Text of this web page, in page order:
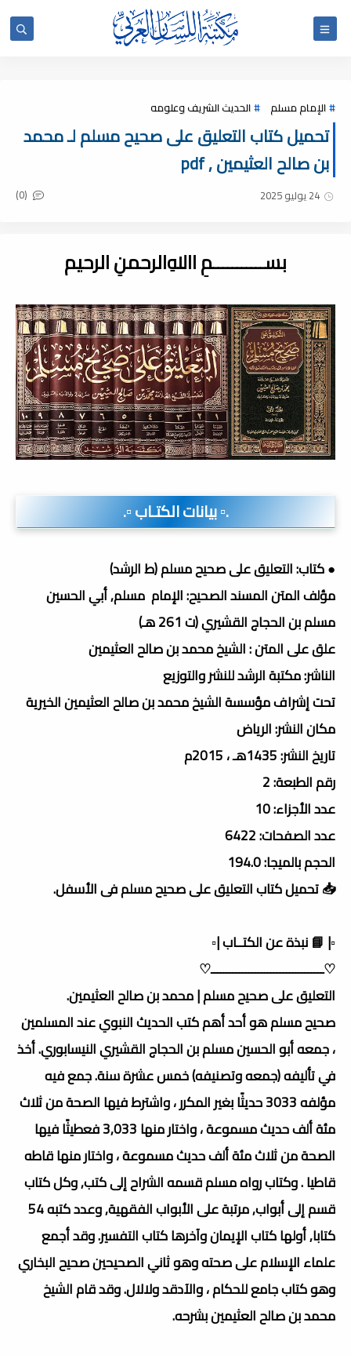
الإمام مسلم الحديث الشريف وعلومه
تحميل كتاب التعليق على صحيح مسلم لـ محمد
بن صالح العثيمين , pdf
24 يوليو 2025 (0)
بســـــــــــمِ اﷲِالرحمنِ الرحيم
.▫️ بيانات الكتـاب ▫️.
● كتاب: التعليق على صحيح مسلم (ط الرشد)
مؤلف المتن المسند الصحيح: الإمام مسلم, أبي الحسين
مسلم بن الحجاج القشيري (ت 261 هـ)
علق على المتن : الشيخ محمد بن صالح العثيمين
الناشر: مكتبة الرشد للنشر والتوزيع
تحت إشراف مؤسسة الشيخ محمد بن صالح العثيمين الخيرية
مكان النشر: الرياض
تاريخ النشر: 1435هـ ، 2015م
رقم الطبعة: 2
عدد الأجزاء: 10
عدد الصفحات: 6422
الحجم بالميجا: 194.0
📥 تحميل كتاب التعليق على صحيح مسلم فى الأسفل.
▫️| 📘 نبذة عن الكتــاب |▫️
♡ــــــــــــــــــــــــــــــــــــ♡
التعليق على صحيح مسلم | محمد بن صالح العثيمين.
صحيح مسلم هو أحد أهم كتب الحديث النبوي عند المسلمين
، جمعه أبو الحسين مسلم بن الحجاج القشيري النيسابوري. أخذ
في تأليفه (جمعه وتصنيفه) خمس عشرة سنة. جمع فيه
مؤلفه 3033 حديثًا بغير المكرر ، واشترط فيها الصحة من ثلاث
مئة ألف حديث مسموعة ، واختار منها 3,033 فعطيثًا فيها
الصحة من ثلاث مئة ألف حديث مسموعة ، واختار منها قاطه
قاطيا . وكتاب رواه مسلم قسمه الشراح إلى كتب, وكل كتاب
قسم إلى أبواب, مرتبة على الأبواب الفقهية,
وعدد كتبه 54
كتابا, أولها كتاب الإيمان وآخرها كتاب التفسير. وقد أجمع
علماء الإسلام على صحته وهو ثاني الصحيحين صحيح البخاري
وهو كتاب جامع للحكام ، والآدقد ولالال. وقد قام الشيخ
محمد بن صالح العثيمين بشرحه.